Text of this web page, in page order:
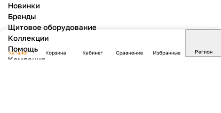
Каталог Корзина Кабинет Сравнение Избранные Регион
Новинки
Бренды
Щитовое оборудование
Коллекции
Помощь
Компания